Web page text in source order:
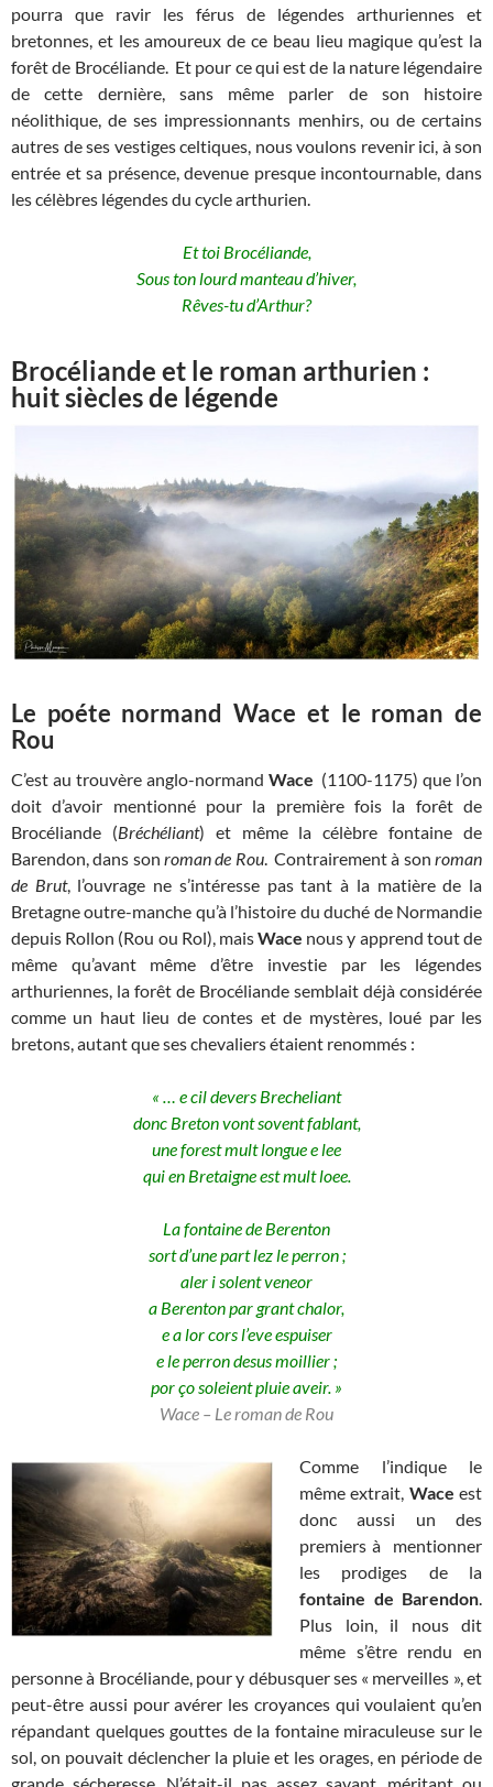
pourra que ravir les férus de légendes arthuriennes et
bretonnes, et les amoureux de ce beau lieu magique qu’est la
forêt de Brocéliande. Et pour ce qui est de la nature légendaire
de cette dernière, sans même parler de son histoire
néolithique, de ses impressionnants menhirs, ou de certains
autres de ses vestiges celtiques, nous voulons revenir ici, à son
entrée et sa présence, devenue presque incontournable, dans
les célèbres légendes du cycle arthurien.
Et toi Brocéliande,
Sous ton lourd manteau d’hiver,
Rêves-tu d’Arthur?
Brocéliande et le roman arthurien :
huit siècles de légende
Le poéte normand Wace et le roman de
Rou
C’est au trouvère anglo-normand Wace (1100-1175) que l’on
doit d’avoir mentionné pour la première fois la forêt de
Brocéliande (Bréchéliant) et même la célèbre fontaine de
Barendon, dans son roman de Rou. Contrairement à sonroman
de Brut, l’ouvrage ne s’intéresse pas tant à la matière de la
Bretagne outre-manche qu’à l’histoire du duché de Normandie
depuis Rollon (Rou ou Rol), maisWace nous y apprend tout de
même qu’avant même d’être investie par les légendes
arthuriennes, la forêt de Brocéliande semblait déjà considérée
comme un haut lieu de contes et de mystères, loué par les
bretons, autant que ses chevaliers étaient renommés :
« … e cil devers Brecheliant
donc Breton vont sovent fablant,
une forest mult longue e lee
qui en Bretaigne est mult loee.
La fontaine de Berenton
sort d’une part lez le perron ;
aler i solent veneor
a Berenton par grant chalor,
e a lor cors l’eve espuiser
e le perron desus moillier ;
por ço soleient pluie aveir. »
Wace – Le roman de Rou
Comme l’indique le
même extrait, Wace est
donc aussi un des
premiers à mentionner
les prodiges de la
fontaine de Barendon
Plus loin, il nous dit
même s’être rendu en
personne à Brocéliande, pour y débusquer ses « merveilles », et
peut-être aussi pour avérer les croyances qui voulaient qu’en
répandant quelques gouttes de la fontaine miraculeuse sur le
sol, on pouvait déclencher la pluie et les orages, en période de
grande sécheresse. N’était-il pas assez savant, méritant ou